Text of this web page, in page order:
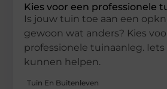
Kies voor een professionele
Is jouw tuin toe aan een
gewoon wat anders? Kies
professionele tuinaanleg. Iets
kunnen helpen.
Tuin En Buitenleven